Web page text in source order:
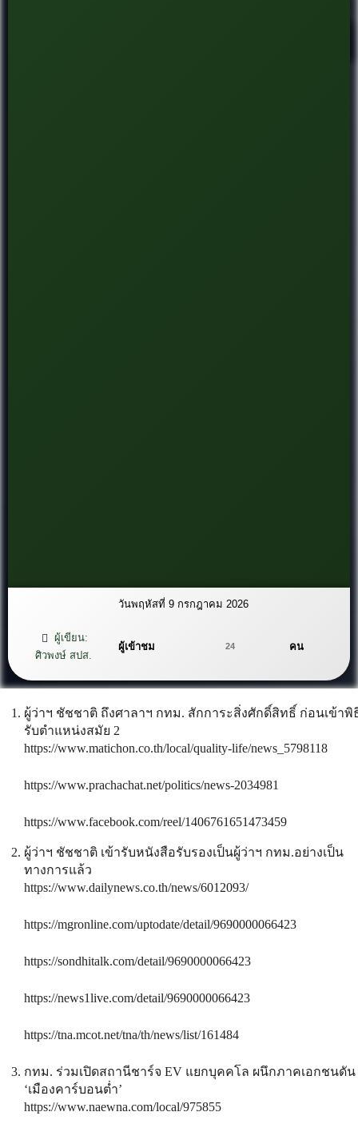
วันพฤหัสที่ 9 กรกฎาคม 2026
ผู้เขียน:
ศิวพงษ์ สปส.
ผู้เข้าชม 24 คน
ผู้ว่าฯ ชัชชาติ ถึงศาลาฯ กทม. สักการะสิ่งศักดิ์สิทธิ์ ก่อนเข้าพิ
รับตำแหน่งสมัย 2
https://www.matichon.co.th/local/quality-life/news_5798118
https://www.prachachat.net/politics/news-2034981
https://www.facebook.com/reel/1406761651473459
ผู้ว่าฯ ชัชชาติ เข้ารับหนังสือรับรองเป็นผู้ว่าฯ กทม.อย่างเป็น
ทางการแล้ว
https://www.dailynews.co.th/news/6012093/
https://mgronline.com/uptodate/detail/9690000066423
https://sondhitalk.com/detail/9690000066423
https://news1live.com/detail/9690000066423
https://tna.mcot.net/tna/th/news/list/161484
กทม. ร่วมเปิดสถานีชาร์จ EV แยกบุคคโล ผนึกภาคเอกชนดัน
‘เมืองคาร์บอนต่ำ’
https://www.naewna.com/local/975855